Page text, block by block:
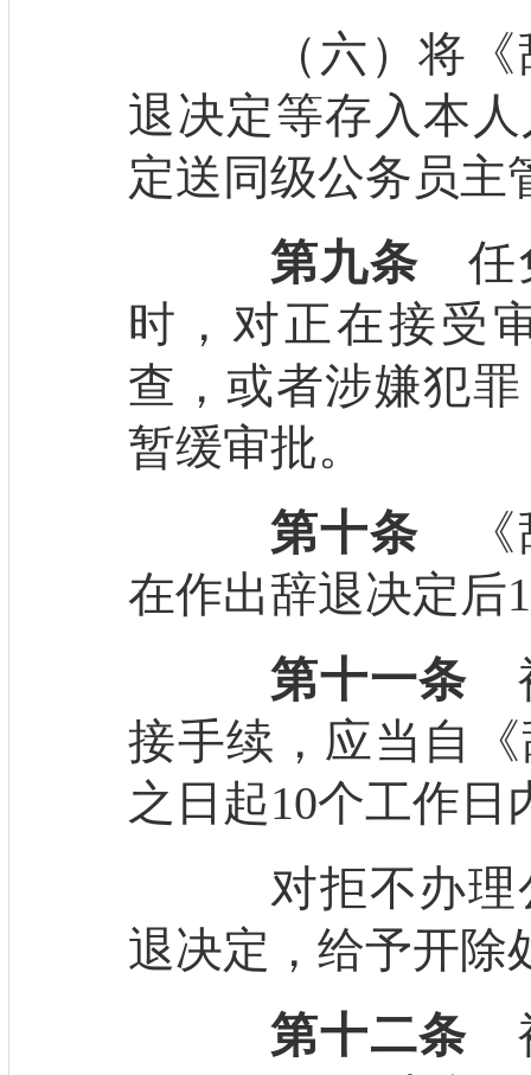
（六）将《
退决定等存入本
定送同级公务员主
第九条 任
时，对正在接受
查，或者涉嫌犯
暂缓审批。
第十条 《
在作出辞退决定后
第十一条
接手续，应当自
之日起10个工作日
对拒不办理
退决定，给予开除
第十二条